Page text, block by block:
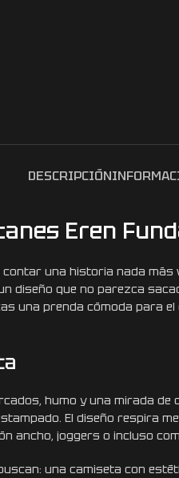
DESCRIPCIÓN
Eren
una historia nada más
diseño que no parezca
una prenda cómoda para
humo y una mirada
El diseño respira
ancho, joggers o incluso
una camiseta con